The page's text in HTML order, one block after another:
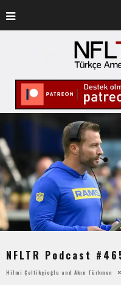
NFLTR Podcast
Hilmi Çeltikçioğlu and Akın Türkmen